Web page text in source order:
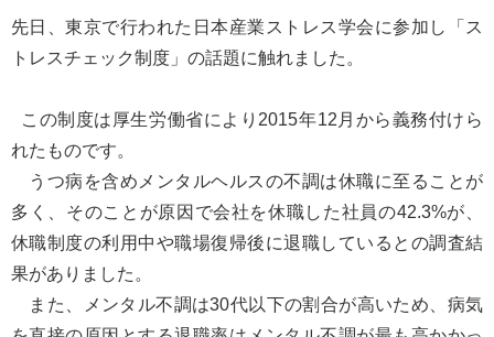
先日、東京で行われた日本産業ストレス学会に参加し「ス
トレスチェック制度」の話題に触れました。
この制度は厚生労働省により2015年12月から義務付けら
れたものです。
うつ病を含めメンタルヘルスの不調は休職に至ることが
多く、そのことが原因で会社を休職した社員の42.3%が、
休職制度の利用中や職場復帰後に退職しているとの調査結
果がありました。
また、メンタル不調は30代以下の割合が高いため、病気